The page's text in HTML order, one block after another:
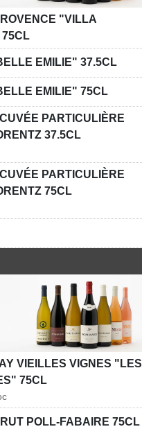
"VILLA
75CL
EMILIE" 37.5CL
EMILIE" 75CL
PARTICULIÈRE
37.5CL
PARTICULIÈRE
75CL
VIEILLES VIGNES "LES
75CL
POLL-FABAIRE 75CL